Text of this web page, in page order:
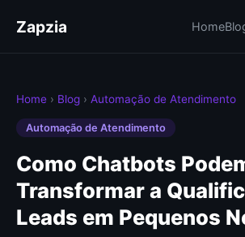
Zapzia Home
Home › Blog › Automação de Atendimento
Automação de Atendimento
Como Chatbots
Transformar a
Leads em Pequenos